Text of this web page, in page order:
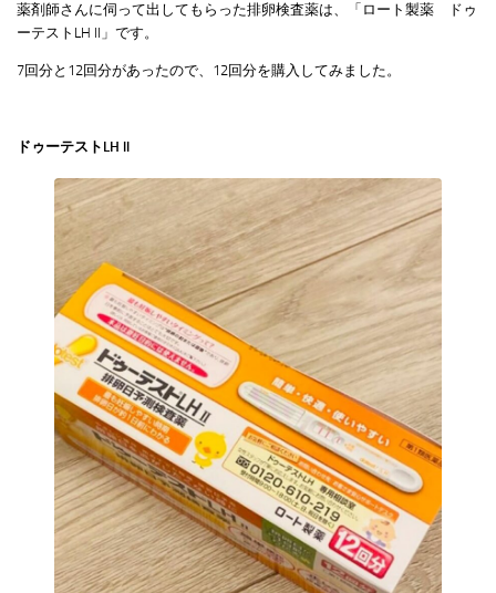
薬剤師さんに伺って出してもらった排卵検査薬は、「ロート製薬 ドゥ
ーテストLH ll」です。
7回分と12回分があったので、12回分を購入してみました。
ドゥーテストLH ll